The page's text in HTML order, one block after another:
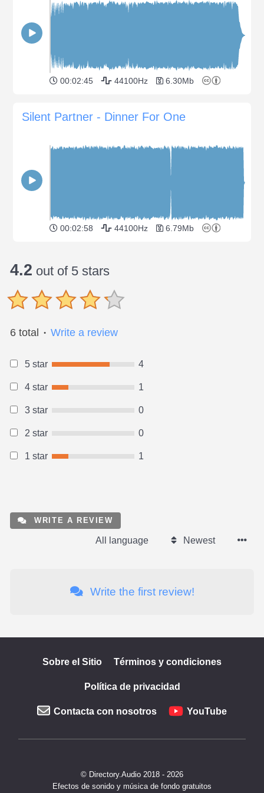
00:02:45 44100Hz 6.30Mb
Silent Partner - Dinner For One
00:02:58 44100Hz 6.79Mb
4.2 out of 5 stars
6 total ● Write a review
5 star 4
4 star 1
3 star 0
2 star 0
1 star 1
WRITE A REVIEW
All language Newest
Write the first review!
Sobre el Sitio Términos y condiciones
Política de privacidad
Contacta con nosotros YouTube
© Directory.Audio 2018 - 2026
Efectos de sonido y música de fondo gratuitos